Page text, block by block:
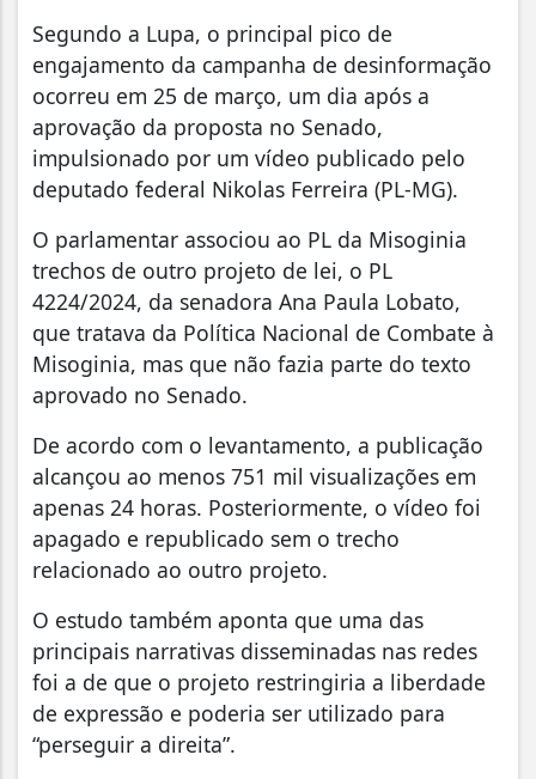
Segundo a Lupa, o principal pico de
engajamento da campanha de desinformação
ocorreu em 25 de março, um dia após a
aprovação da proposta no Senado,
impulsionado por um vídeo publicado pelo
deputado federal Nikolas Ferreira (PL-MG).
O parlamentar associou ao PL da Misoginia
trechos de outro projeto de lei, o PL
4224/2024, da senadora Ana Paula Lobato,
que tratava da Política Nacional de Combate à
Misoginia, mas que não fazia parte do texto
aprovado no Senado.
De acordo com o levantamento, a publicação
alcançou ao menos 751 mil visualizações em
apenas 24 horas. Posteriormente, o vídeo foi
apagado e republicado sem o trecho
relacionado ao outro projeto.
O estudo também aponta que uma das
principais narrativas disseminadas nas redes
foi a de que o projeto restringiria a liberdade
de expressão e poderia ser utilizado para
“perseguir a direita”.